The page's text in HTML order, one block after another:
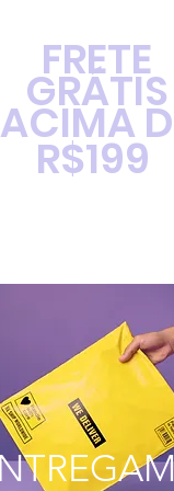
FRETE
GRÁTIS
ACIMA
R$199